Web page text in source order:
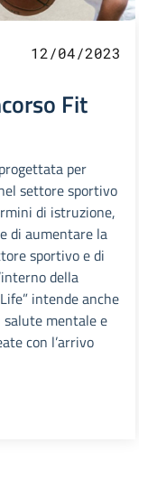
12/04/2023
Fit
per
settore sportivo
di istruzione,
di aumentare la
sportivo e di
della
intende anche
mentale e
con l’arrivo